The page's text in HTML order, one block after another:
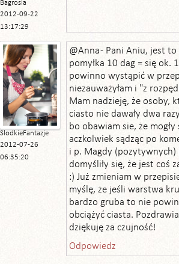
Bagrosia
2012-09-22
13:17:29
SlodkieFantazje
2012-07-26
06:35:20
@Anna - Pani Aniu, jest
pomyłka 10 dag = się ok.
powinno wystąpić w
niezauważyłam i "z
Mam nadzieję, że osoby,
ciasto nie dawały dwa
bo obawiam sie, że mogły
aczkolwiek sądząc po
i p. Magdy (pozytywnych)
domyśliły się, że jest coś
:) Już zmieniam w
myślę, że jeśli warstwa
bardzo gruba to nie
obciążyć ciasta.
dziękuję za czujność!
Odpowiedz